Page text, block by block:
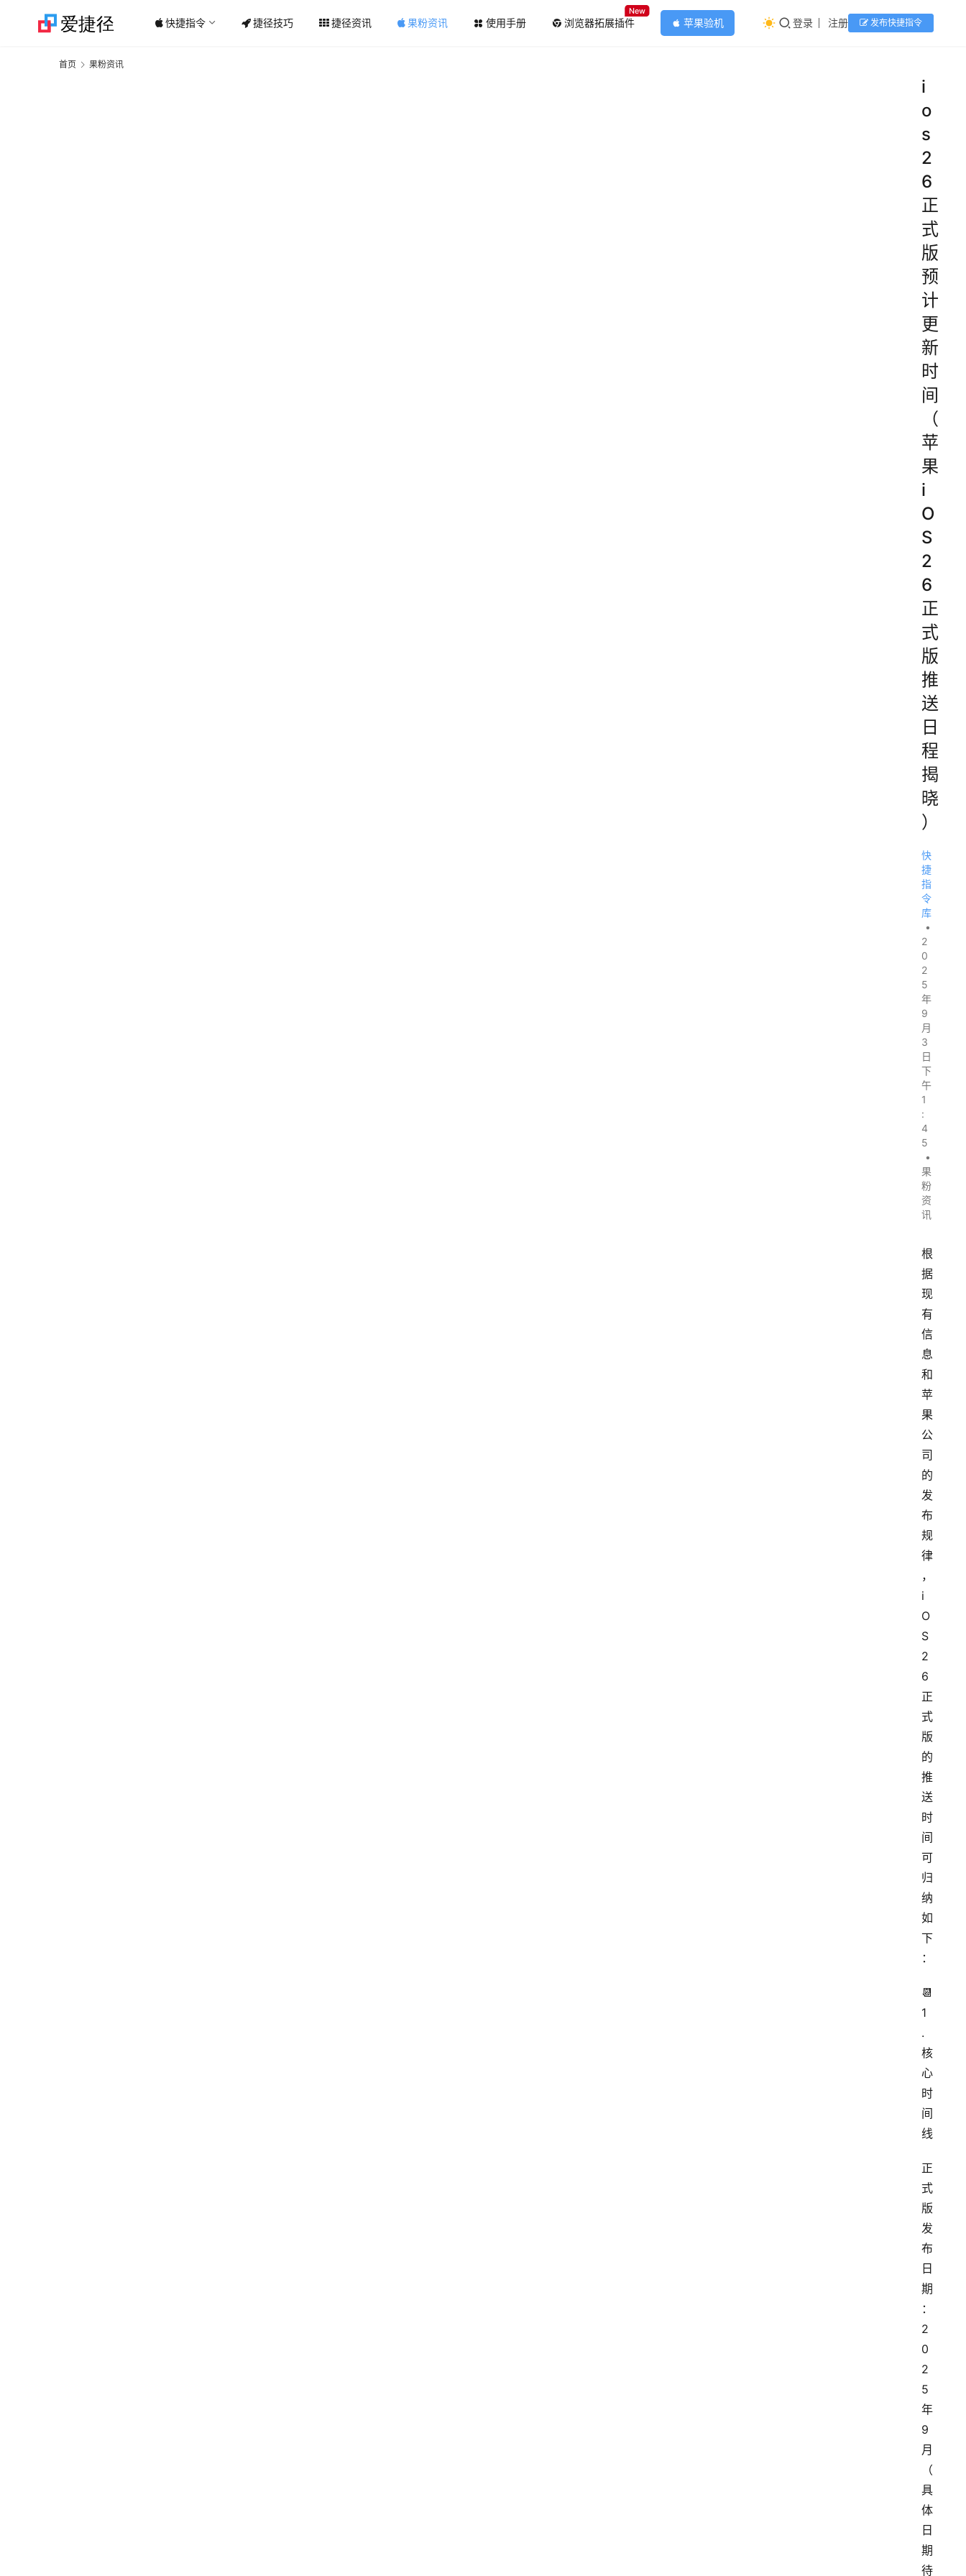
快捷指令 捷径技巧 捷径资讯 果粉资讯 使用手册 浏览器拓展插件
New
apple 苹果验机 登录 注册 发布快捷指令
首页 果粉资讯
i
o
s
2
6
正
式
版
预
计
更
新
时
间
（
苹
果
i
O
S
2
6
正
式
版
推
送
日
程
揭
晓
）
快
捷
指
令
库
•
2
0
2
5
年
9
月
3
日
下
午
1
:
4
5
•
果
粉
资
讯
根
据
现
有
信
息
和
苹
果
公
司
的
发
布
规
律
，
i
O
S
2
6
正
式
版
的
推
送
时
间
可
归
纳
如
下
：
📆
1
.
核
心
时
间
线
正
式
版
发
布
日
期
：
2
0
2
5
年
9
月
（
具
体
日
期
待